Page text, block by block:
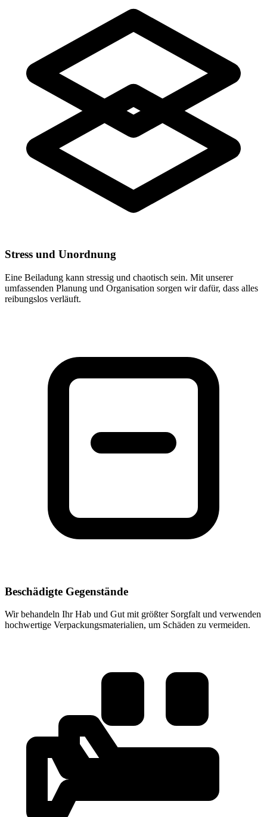
Stress und Unordnung
Eine Beiladung kann stressig und chaotisch sein. Mit unserer
umfassenden Planung und Organisation sorgen wir dafür, dass alles
reibungslos verläuft.
Beschädigte Gegenstände
Wir behandeln Ihr Hab und Gut mit größter Sorgfalt und verwenden
hochwertige Verpackungsmaterialien, um Schäden zu vermeiden.